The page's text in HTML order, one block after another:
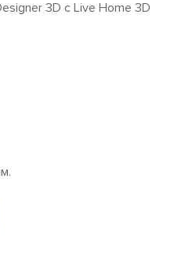
3D с Live Home 3D